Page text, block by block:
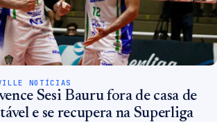
NOTÍCIAS
Sesi Bauru fora de casa de
e se recupera na Superliga